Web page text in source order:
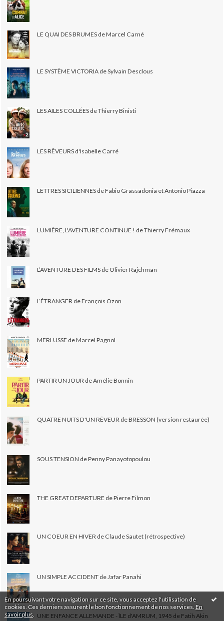
En poursuivant votre navigation sur ce site, vous acceptez l'utilisation de
cookies. Ces derniers assurent le bon fonctionnement de nos services. En
savoir plus
LE QUAI DES BRUMES de Marcel Carné
LE SYSTÈME VICTORIA de Sylvain Desclous
LES AILES COLLÉES de Thierry Binisti
LES RÊVEURS d'Isabelle Carré
LETTRES SICILIENNES de Fabio Grassadonia et Antonio Piazza
LUMIÈRE, L'AVENTURE CONTINUE ! de Thierry Frémaux
L’AVENTURE DES FILMS de Olivier Rajchman
L’ÉTRANGER de François Ozon
MERLUSSE de Marcel Pagnol
PARTIR UN JOUR de Amélie Bonnin
QUATRE NUITS D'UN RÊVEUR de BRESSON (version restaurée)
SOUS TENSION de Penny Panayotopoulou
THE GREAT DEPARTURE de Pierre Filmon
UN COEUR EN HIVER de Claude Sautet (rétrospective)
UN SIMPLE ACCIDENT de Jafar Panahi
UNE ENFANCE ALLEMANDE - ÎLE d'AMRUM, 1945 de Fatih Akin